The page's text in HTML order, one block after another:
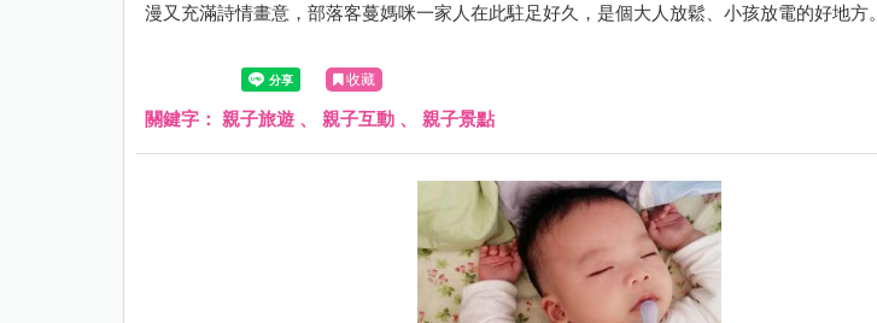
漫又充滿詩情畫意，部落客蔓媽咪一家人在此駐足好久，是個大人放鬆、小孩放電的好地方。
收藏
關鍵字： 親子旅遊 、 親子互動 、 親子景點